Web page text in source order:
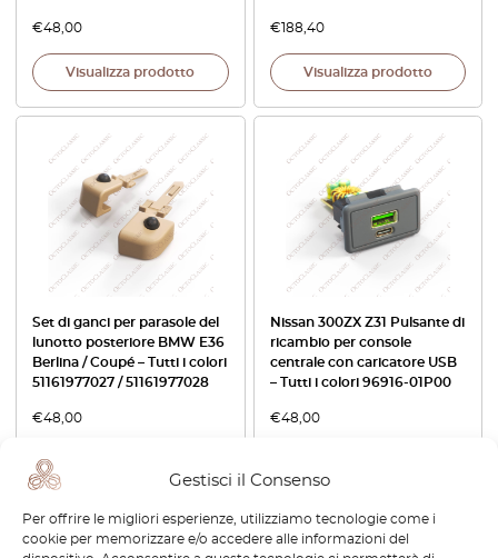
Gestisci il Consenso
Per offrire le migliori esperienze, utilizziamo tecnologie come i
cookie per memorizzare e/o accedere alle informazioni del
€48,00
Visualizza prodotto
€188,40
Visualizza prodotto
Set di ganci per parasole del
lunotto posteriore BMW E36
Berlina / Coupé – Tutti i colori
51161977027 / 51161977028
€48,00
Nissan 300ZX Z31 Pulsante di
ricambio per console
centrale con caricatore USB
– Tutti i colori 96916-01P00
€48,00